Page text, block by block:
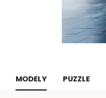
MODELY PUZZLE